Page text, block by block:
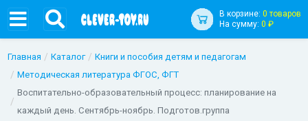
В корзине: 0 товаров
На сумму: 0 ₽
Главная Каталог
Книги и пособия детям и педагогам
Методическая литература ФГОС, ФГТ
Воспитательно-образовательный процесс: планирование на
каждый день. Сентябрь-ноябрь. Подготов.группа